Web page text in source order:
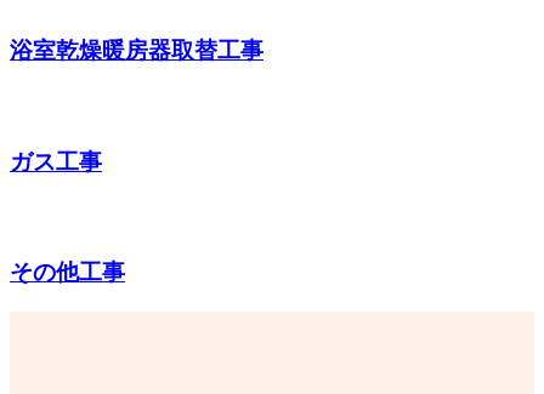
浴室乾燥暖房器取替工事
ガス工事
その他工事